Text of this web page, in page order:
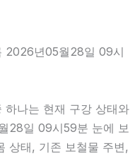
2026년05월28일 09시
하나는 현재 구강 상태와
28일 09시59분 눈에 보
상태, 기존 보철물 주변,